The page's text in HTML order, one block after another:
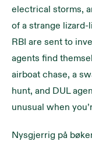
electrical storms,
of a strange
RBI are sent to
agents find
airboat chase, a
hunt, and DUL
unusual when
Nysgjerrig på